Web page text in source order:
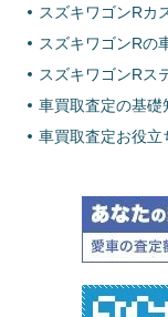
スズキワゴンRカ
スズキワゴンRの
スズキワゴンRス
車買取査定の基礎
車買取査定お役立